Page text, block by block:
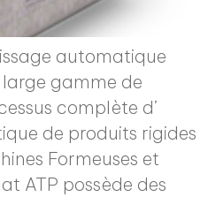
automatique
large gamme de
complète d’
de produits rigides
Formeuses et
ATP possède des